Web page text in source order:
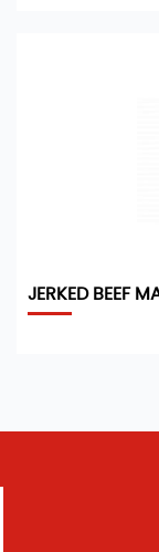
JERKED BEEF